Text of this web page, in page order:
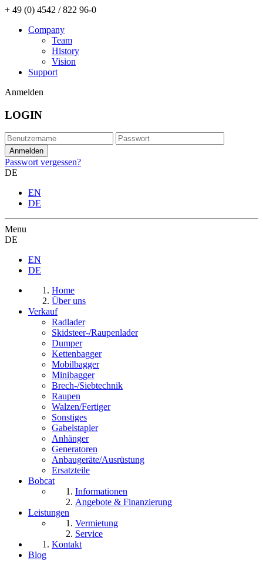
+ 49 (0) 4542 / 822 96-0
Company
Team
History
Vision
Support
Anmelden
LOGIN
Passwort vergessen?
DE
EN
DE
Menu
DE
EN
DE
Home
Über uns
Verkauf
Radlader
Skidsteer-/Raupenlader
Dumper
Kettenbagger
Mobilbagger
Minibagger
Brech-/Siebtechnik
Raupen
Walzen/Fertiger
Sonstiges
Gabelstapler
Anhänger
Generatoren
Anbaugeräte/Ausrüstung
Ersatzteile
Bobcat
Informationen
Angebote & Finanzierung
Leistungen
Vermietung
Service
Kontakt
Blog